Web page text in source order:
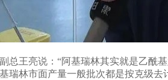
总王亮说：“阿基瑞林其实就是乙酰
瑞林市面产量一般批次都是按克级